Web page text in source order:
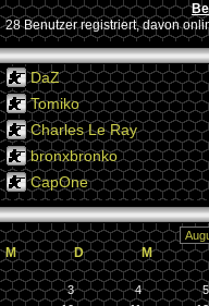
28 Benutzer registriert, davon
DaZ
Tomiko
Charles Le Ray
bronxbronko
CapOne
M D M
3
4 5